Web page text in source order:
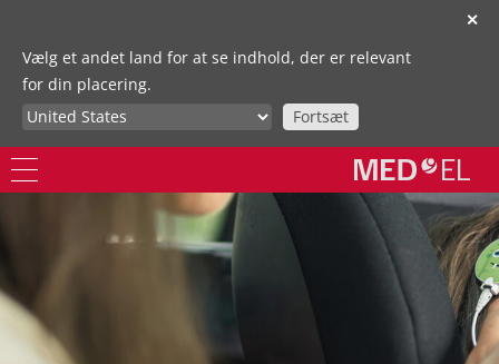
✕
Vælg et andet land for at se indhold, der er relevant
for din placering.
Fortsæt